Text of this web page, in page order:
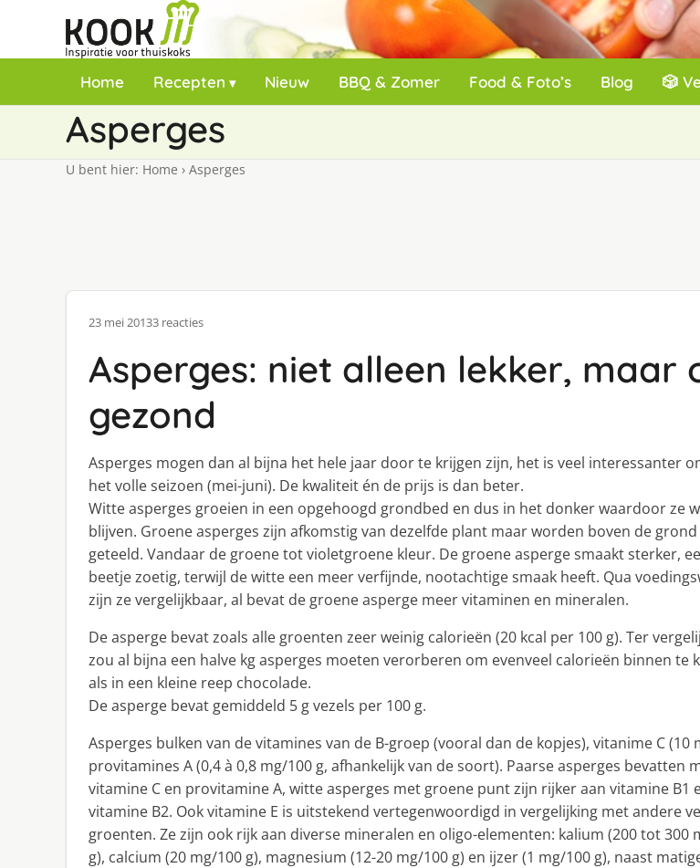
Home Recepten Nieuw BBQ & Zomer Food & Foto’s Blog 🎲
Asperges
U bent hier: Home › Asperges
23 mei 20133 reacties
Asperges: niet alleen lekker, maar
gezond
Asperges mogen dan al bijna het hele jaar door te krijgen zijn, het is veel interessanter
het volle seizoen (mei-juni). De kwaliteit én de prijs is dan beter.
Witte asperges groeien in een opgehoogd grondbed en dus in het donker waardoor ze
blijven. Groene asperges zijn afkomstig van dezelfde plant maar worden boven de grond
geteeld. Vandaar de groene tot violetgroene kleur. De groene asperge smaakt sterker,
beetje zoetig, terwijl de witte een meer verfijnde, nootachtige smaak heeft. Qua
zijn ze vergelijkbaar, al bevat de groene asperge meer vitaminen en mineralen.
De asperge bevat zoals alle groenten zeer weinig calorieën (20 kcal per 100 g). Ter
zou al bijna een halve kg asperges moeten verorberen om evenveel calorieën binnen te
als in een kleine reep chocolade.
De asperge bevat gemiddeld 5 g vezels per 100 g.
Asperges bulken van de vitamines van de B-groep (vooral dan de kopjes), vitanime C (10
provitamines A (0,4 à 0,8 mg/100 g, afhankelijk van de soort). Paarse asperges bevatten
vitamine C en provitamine A, witte asperges met groene punt zijn rijker aan vitamine B1
vitamine B2. Ook vitamine E is uitstekend vertegenwoordigd in vergelijking met andere
groenten. Ze zijn ook rijk aan diverse mineralen en oligo-elementen: kalium (200 tot 300
g), calcium (20 mg/100 g), magnesium (12-20 mg/100 g) en ijzer (1 mg/100 g), naast